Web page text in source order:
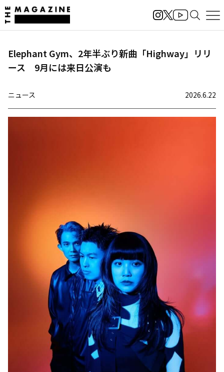
Elephant Gym、2年半ぶり新曲「Highway」リリ
ース 9月には来日公演も
ニュース 2026.6.22